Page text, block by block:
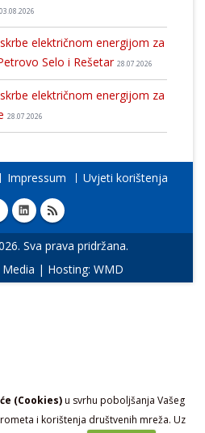
(Cookies)u svrhu poboljšanja Vašeg
i korištenja društvenih mreža. Uz
03.08.2026
električnom energijom za
Selo i Rešetar 28.07.2026
električnom energijom za
28.07.2026
Impressum Uvjeti korištenja
Sva prava pridržana.
Media | Hosting: WMD